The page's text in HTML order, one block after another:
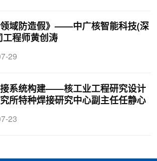
领域防造假》——中广核智能科技(深
工程师黄创涛
29
系统构建——核工业工程研究设计
所特种焊接研究中心副主任任静心
23